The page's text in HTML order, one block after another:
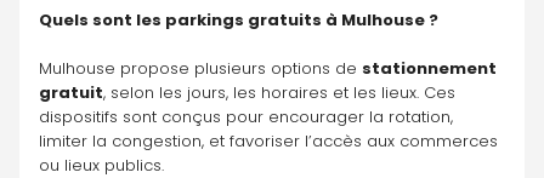
Quels sont les parkings gratuits à Mulhouse ?
Mulhouse propose plusieurs options de stationnement
gratuit, selon les jours, les horaires et les lieux. Ces
dispositifs sont conçus pour encourager la rotation,
limiter la congestion, et favoriser l’accès aux commerces
ou lieux publics.